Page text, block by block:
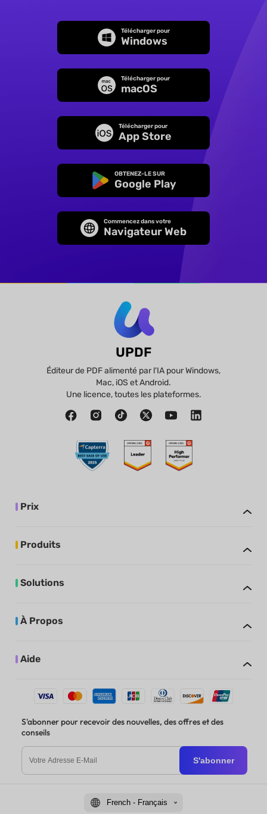
Télécharger pour
Windows
Télécharger pour
macOS
Télécharger pour
App Store
OBTENEZ-LE SUR
Google Play
Commencez dans votre
Navigateur Web
UPDF
Éditeur de PDF alimenté par l'IA pour Windows,
Mac, iOS et Android.
Une licence, toutes les plateformes.
Prix
Produits
Solutions
À Propos
Aide
S'abonner pour recevoir des nouvelles, des offres et des
conseils
S'abonner
French - Français